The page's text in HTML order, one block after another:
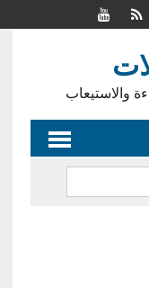
والاستيعاب